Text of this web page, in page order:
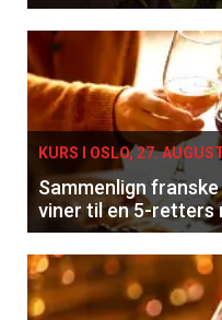
KURS I OSLO, 27.
Sammenlign
viner til en 5-retters